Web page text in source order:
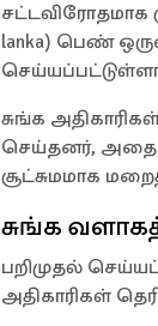
lanka) பெண்
சுங்க
செய்தனர், அதை
சூட்சுமமாக
சுங்க
பறிமுதல்
அதிகாரிகள்